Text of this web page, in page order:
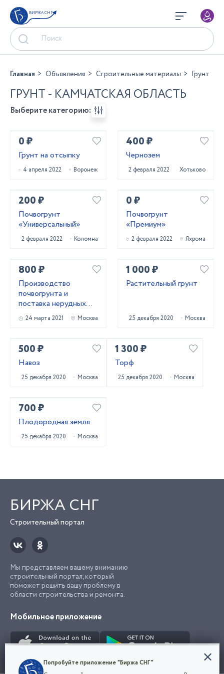
БИРЖА СНГ
Главная Объявления Строительные материалы Грунт
ГРУНТ - КАМЧАТСКАЯ ОБЛАСТЬ
Выберите категорию:
0 ₽
Грунт на отсыпку
4 апреля 2022 Воронеж
400 ₽
Чернозем
2 февраля 2022 Хотьково
200 ₽
Почвогрунт
«Универсальный»
2 февраля 2022 Коломна
0 ₽
Почвогрунт
«Премиум»
2 февраля 2022 Яхрома
800 ₽
Производство
почвогрунта и
поставка нерудных
материалов
24 марта 2021 Москва
1 000 ₽
Растительный грунт
25 декабря 2020 Москва
500 ₽
Навоз
25 декабря 2020 Москва
1 300 ₽
Торф
25 декабря 2020 Москва
700 ₽
Плодородная земля
25 декабря 2020 Москва
БИРЖА СНГ
Строительный портал
Мы представляем вашему вниманию
строительный портал, который
поможет решить вашу проблему в
области строительства и ремонта.
Мобильное приложение
Конфиденциальность
Попробуйте приложение "Биржа СНГ"